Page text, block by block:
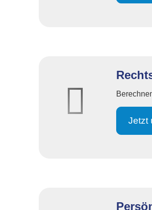
Jetzt